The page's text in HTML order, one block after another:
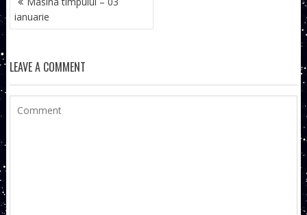
ÎN
ARTICOLE
ianuarie
LEAVE A COMMENT